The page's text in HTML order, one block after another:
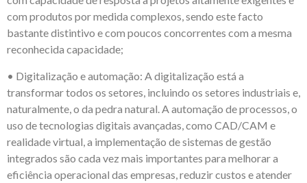
com produtos por medida complexos, sendo este facto
bastante distintivo e com poucos concorrentes com a mesma
reconhecida capacidade;
• Digitalização e automação: A digitalização está a
transformar todos os setores, incluindo os setores industriais e,
naturalmente, o da pedra natural. A automação de processos, o
uso de tecnologias digitais avançadas, como CAD/CAM e
realidade virtual, a implementação de sistemas de gestão
integrados são cada vez mais importantes para melhorar a
eficiência operacional das empresas, reduzir custos e atender